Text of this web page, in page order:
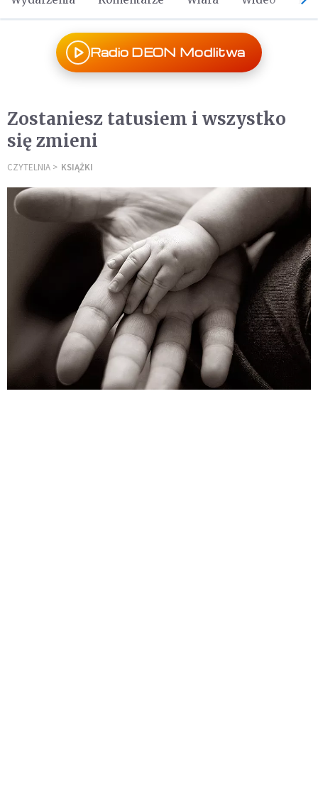
Radio DEON Modlitwa
Zostaniesz tatusiem i wszystko
się zmieni
CZYTELNIA KSIĄŻKI